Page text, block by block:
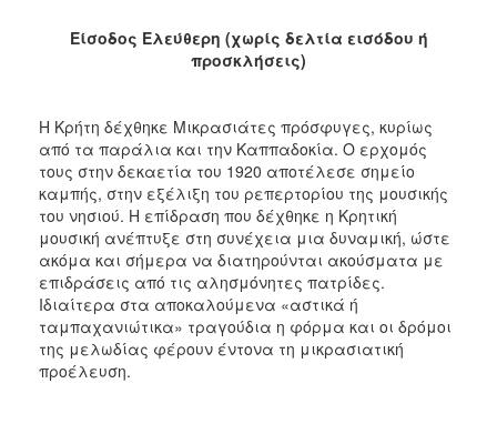
Είσοδος Ελεύθερη (χωρίς δελτία εισόδου ή
προσκλήσεις)
Η Κρήτη δέχθηκε Μικρασιάτες πρόσφυγες, κυρίως
από τα παράλια και την Καππαδοκία. Ο ερχομός
τους στην δεκαετία του 1920 αποτέλεσε σημείο
καμπής, στην εξέλιξη του ρεπερτορίου της μουσικής
του νησιού. Η επίδραση που δέχθηκε η Κρητική
μουσική ανέπτυξε στη συνέχεια μια δυναμική, ώστε
ακόμα και σήμερα να διατηρούνται ακούσματα με
επιδράσεις από τις αλησμόνητες πατρίδες.
Ιδιαίτερα στα αποκαλούμενα «αστικά ή
ταμπαχανιώτικα» τραγούδια η φόρμα και οι δρόμοι
της μελωδίας φέρουν έντονα τη μικρασιατική
προέλευση.